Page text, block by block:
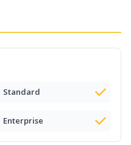
Standard
Enterprise